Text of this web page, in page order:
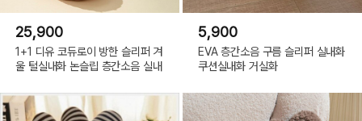
25,900
1+1 디유 코듀로이 방한 슬리퍼 겨
울 털실내화 논슬립 층간소음 실내
5,900
EVA 층간소음 구름 슬리퍼 실내화
쿠션실내화 거실화